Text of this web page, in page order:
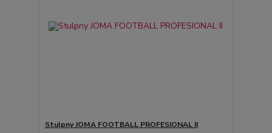
Stulpny JOMA FOOTBALL PROFESIONAL II